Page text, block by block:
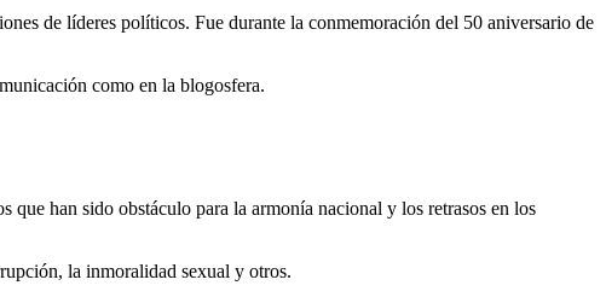
de líderes políticos. Fue durante la conmemoración del 50 aniversario de
como en la blogosfera.
que han sido obstáculo para la armonía nacional y los retrasos en los
la inmoralidad sexual y otros.